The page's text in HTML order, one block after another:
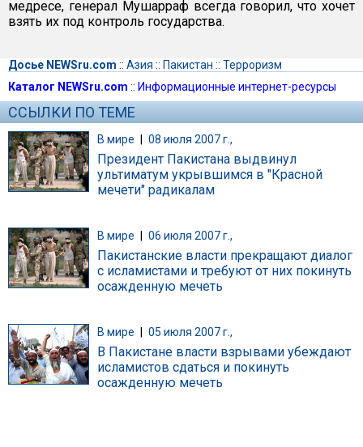
медресе, генерал Мушарраф всегда говорил, что хочет
взять их под контроль государства.
Досье NEWSru.com :: Азия :: Пакистан :: Терроризм
Каталог NEWSru.com :: Информационные интернет-ресурсы
ССЫЛКИ ПО ТЕМЕ
В мире | 08 июля 2007 г.,
Президент Пакистана выдвинул
ультиматум укрывшимся в "Красной
мечети" радикалам
В мире 06 июля 2007 г.,
Пакистанские власти прекращают диалог
с исламистами и требуют от них покинуть
осажденную мечеть
В мире 05 июля 2007 г.,
В Пакистане власти взрывами убеждают
исламистов сдаться и покинуть
осажденную мечеть